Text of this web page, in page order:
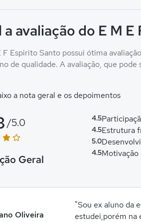
a avaliação do E M
F Espirito Santo possui ótima
de qualidade. A avaliação, que
a nota geral e os depoimentos
Geral
/5.0 4.5
4.5Estrutura
5.0
4.5Motivação
Oliveira
"Sou ex aluno da
estudei,porém na